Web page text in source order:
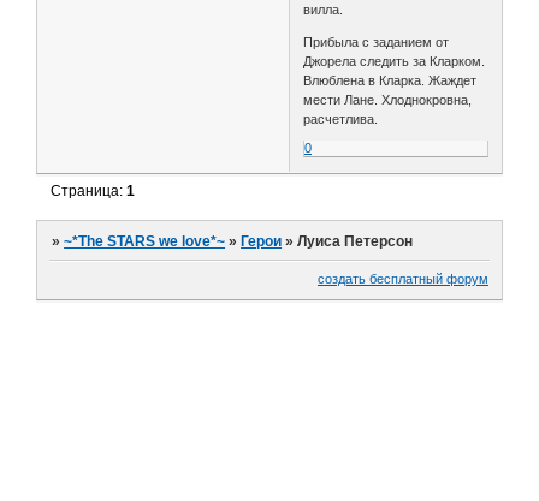
вилла.
Прибыла с заданием от
Джорела следить за Кларком.
Влюблена в Кларка. Жаждет
мести Лане. Хлоднокровна,
расчетлива.
0
Страница:1
»~*The STARS we love*~ »Герои »Луиса Петерсон
создать бесплатный форум